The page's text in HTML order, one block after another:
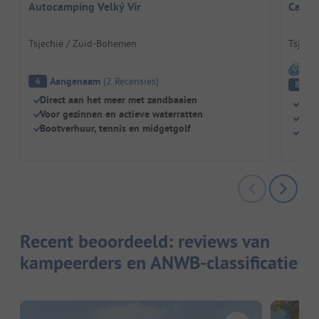
Autocamping Velký Vír
Tsjechië / Zuid-Bohemen
6 Aangenaam (2 Recensies)
Direct aan het meer met zandbaaien
Voor gezinnen en actieve waterratten
Bootverhuur, tennis en midgetgolf
8
Recent beoordeeld: reviews van
kampeerders en ANWB-classificatie